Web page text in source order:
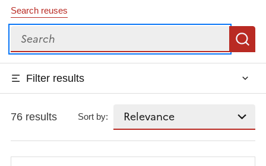
Search reuses
Search
Filter results
76 results Sort by: